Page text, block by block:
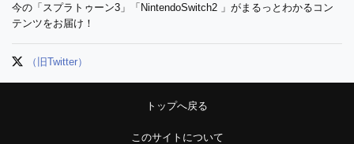
今の「スプラトゥーン3」「NintendoSwitch2 」がまるっとわかるコン
テンツをお届け！
（旧Twitter）
トップへ戻る
このサイトについて